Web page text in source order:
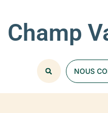
Champ
NOUS